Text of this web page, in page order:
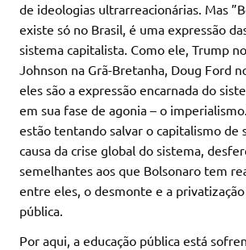
de ideologias ultrarreacionárias. Mas
existe só no Brasil, é uma expressão
sistema capitalista. Como ele, Trump
Johnson na Grã-Bretanha, Doug Ford
eles são a expressão encarnada do
em sua fase de agonia – o
estão tentando salvar o capitalismo de
causa da crise global do sistema,
semelhantes aos que Bolsonaro tem
entre eles, o desmonte e a privatização
pública.
Por aqui, a educação pública está